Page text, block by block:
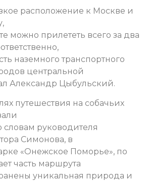
расположение к Москве и
можно прилететь всего за два
наземного транспортного
центральной
Александр Цыбульский.
путешествия на собачьих
словам руководителя
Симонова, в
«Онежское Поморье», по
часть маршрута
уникальная природа и